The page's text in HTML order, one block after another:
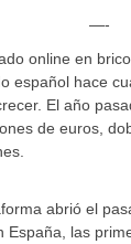
—-
online en
español hace
El año
de euros,
abrió el
España, las